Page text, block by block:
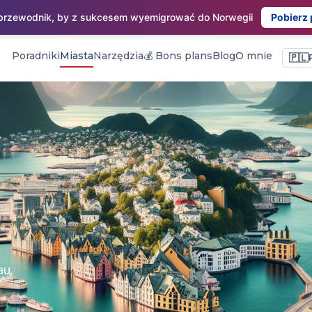
by z sukcesem wyemigrować do Norwegii Pobierz
PoradnikiMiastaNarzędzia💰 Bons plansBlogO mnie 🇵🇱